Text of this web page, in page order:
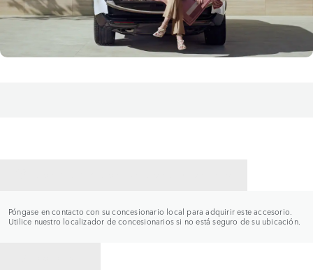
Póngase en contacto con su concesionario local para adquirir este accesorio.
Utilice nuestro localizador de concesionarios si no está seguro de su ubicación.